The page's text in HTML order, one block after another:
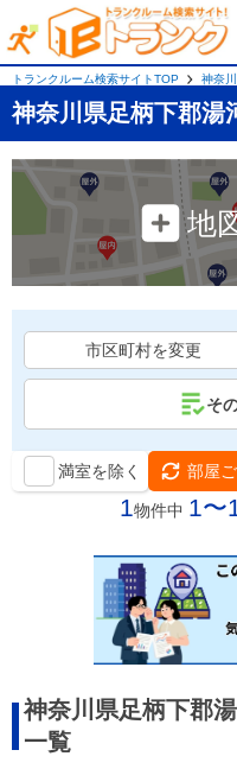
トランクルーム検索サイトTOP 神奈
神奈川県足柄下郡湯
地
市区町村を変更
そ
満室を除く 部屋
1物件中 1〜
神奈川県足柄下郡
一覧